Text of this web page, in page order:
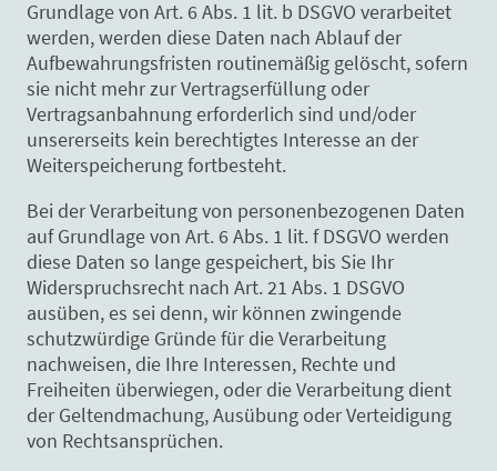
Grundlage von Art. 6 Abs. 1 lit. b DSGVO verarbeitet
werden, werden diese Daten nach Ablauf der
Aufbewahrungsfristen routinemäßig gelöscht, sofern
sie nicht mehr zur Vertragserfüllung oder
Vertragsanbahnung erforderlich sind und/oder
unsererseits kein berechtigtes Interesse an der
Weiterspeicherung fortbesteht.
Bei der Verarbeitung von personenbezogenen Daten
auf Grundlage von Art. 6 Abs. 1 lit. f DSGVO werden
diese Daten so lange gespeichert, bis Sie Ihr
Widerspruchsrecht nach Art. 21 Abs. 1 DSGVO
ausüben, es sei denn, wir können zwingende
schutzwürdige Gründe für die Verarbeitung
nachweisen, die Ihre Interessen, Rechte und
Freiheiten überwiegen, oder die Verarbeitung dient
der Geltendmachung, Ausübung oder Verteidigung
von Rechtsansprüchen.